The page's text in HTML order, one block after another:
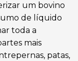
um bovino
de líquido
toda a
mais
patas,